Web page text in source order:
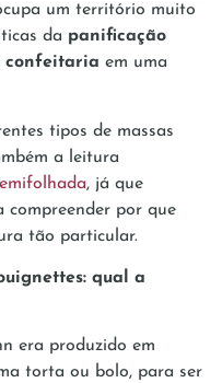
um território muito
da panificação
confeitaria em uma
tipos de massas
a leitura
, já que
compreender por que
tão particular.
qual a
era produzido em
torta ou bolo, para ser